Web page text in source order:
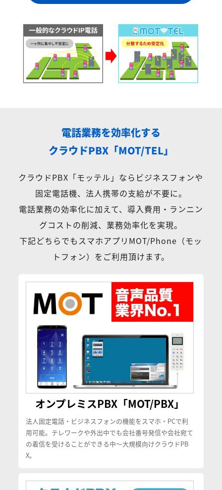
電話業務を効率化する
クラウドPBX「MOT/TEL」
クラウドPBX「モッテル」ならビジネスフォンや
固定電話機、法人携帯の支給が不要に。
電話業務の効率化に加えて、導入費用・ランニン
グコストの削減、業務効率化を実現。
下記どちらでもスマホアプリMOT/Phone（モッ
トフォン）をご利用頂けます。
オンプレミスPBX「MOT/PBX」
法人固定電話・ビジネスフォンの機能をスマホ・PCで利
用可能。テレワークや外出中でも会社番号発信や会社宛て
の着信を受けることができる中〜大規模向けクラウドPB
X。